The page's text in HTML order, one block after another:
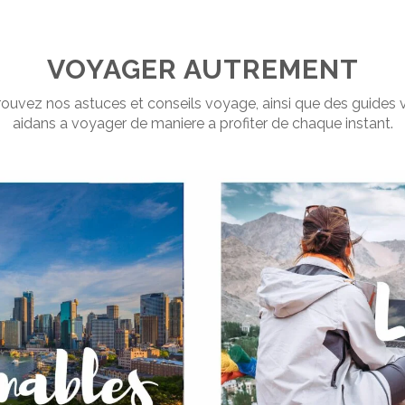
VOYAGER AUTREMENT
nos astuces et conseils voyage, ainsi que des guides
aidans a voyager de maniere a profiter de chaque instant.